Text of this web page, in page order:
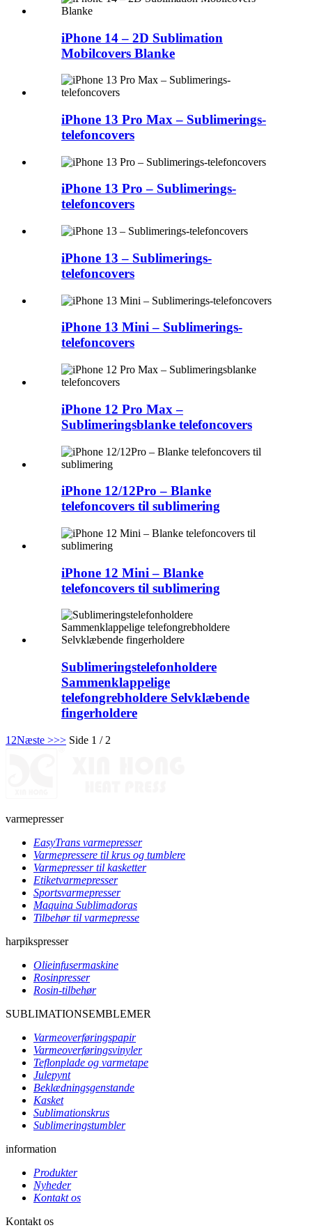
iPhone 14 – 2D Sublimation
Mobilcovers Blanke
iPhone 13 Pro Max – Sublimerings-
telefoncovers
iPhone 13 Pro – Sublimerings-
telefoncovers
iPhone 13 – Sublimerings-
telefoncovers
iPhone 13 Mini – Sublimerings-
telefoncovers
iPhone 12 Pro Max –
Sublimeringsblanke telefoncovers
iPhone 12/12Pro – Blanke
telefoncovers til sublimering
iPhone 12 Mini – Blanke
telefoncovers til sublimering
Sublimeringstelefonholdere
Sammenklappelige
telefongrebholdere Selvklæbende
fingerholdere
1 2Næste >>> Side 1 / 2
varmepresser
EasyTrans varmepresser
Varmepressere til krus og tumblere
Varmepresser til kasketter
Etiketvarmepresser
Sportsvarmepresser
Maquina Sublimadoras
Tilbehør til varmepresse
harpikspresser
Olieinfusermaskine
Rosinpresser
Rosin-tilbehør
SUBLIMATIONSEMBLEMER
Varmeoverføringspapir
Varmeoverføringsvinyler
Teflonplade og varmetape
Julepynt
Beklædningsgenstande
Kasket
Sublimationskrus
Sublimeringstumbler
information
Produkter
Nyheder
Kontakt os
Kontakt os